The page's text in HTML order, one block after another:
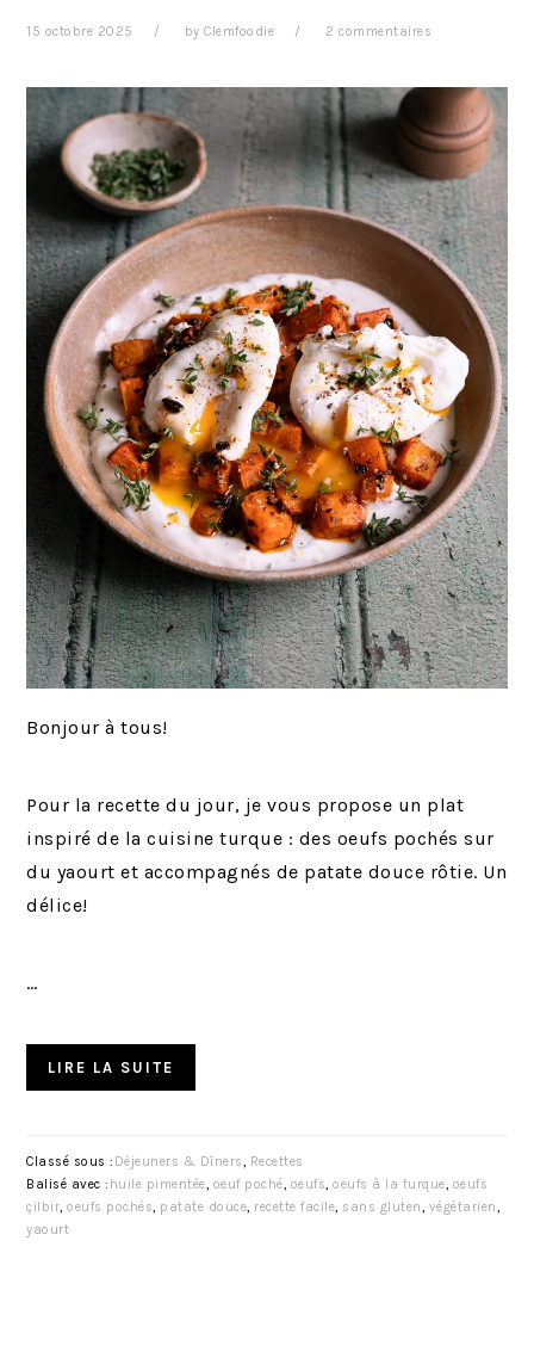
15 octobre 2025 byClemfoodie 2 commentaires
Bonjour à tous!
Pour la recette du jour, je vous propose un plat
inspiré de la cuisine turque : des oeufs pochés sur
du yaourt et accompagnés de patate douce rôtie. Un
délice!
…
LIRE LA SUITE
Classé sous : Déjeuners & Dîners, Recettes
Balisé avec : huile pimentée, oeuf poché, oeufs,oeufs à la turque, oeufs
çilbir,oeufs pochés, patate douce, recette facile, sans gluten, végétarien,
yaourt